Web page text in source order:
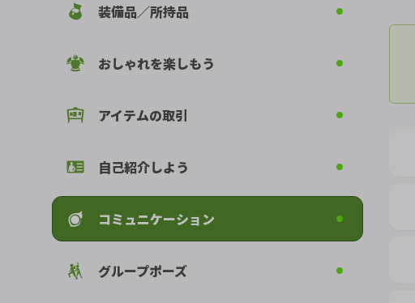
装備品／所持品
おしゃれを楽しもう
アイテムの取引
自己紹介しよう
コミュニケーション
グループポーズ